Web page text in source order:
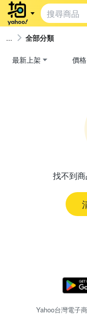
全部分類
最新上架 價格
找不到
Yahoo台灣電子